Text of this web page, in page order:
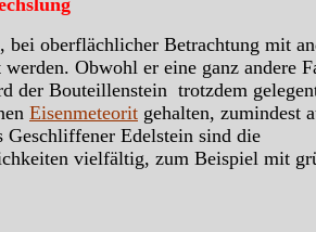
bei oberflächlicher Betrachtung mit
werden. Obwohl er eine ganz andere
der Bouteillenstein trotzdem
Eisenmeteorit gehalten, zumindest
Edelstein sind die
vielfältig, zum Beispiel mit